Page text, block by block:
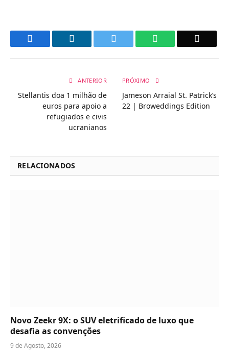
WhatsApp
ANTERIOR
Stellantis doa 1 milhão de
euros para apoio a
refugiados e civis
ucranianos
PRÓXIMO
Jameson Arraial St. Patrick’s
22 | Broweddings Edition
RELACIONADOS
Novo Zeekr 9X: o SUV eletrificado de luxo que
desafia as convenções
9 de Agosto, 2026